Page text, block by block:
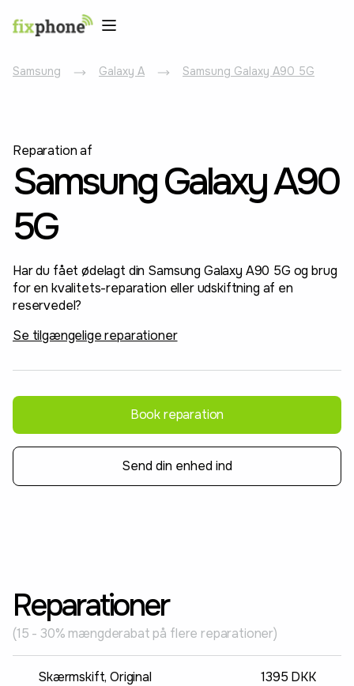
Samsung Galaxy A Samsung Galaxy A90 5G
Reparation af
Samsung Galaxy A90
5G
Har du fået ødelagt din Samsung Galaxy A90 5G og brug
for en kvalitets-reparation eller udskiftning af en
reservedel?
Se tilgængelige reparationer
Book reparation
Send din enhed ind
Reparationer
(15 - 30% mængderabat på flere reparationer)
Skærmskift, Original 1395 DKK